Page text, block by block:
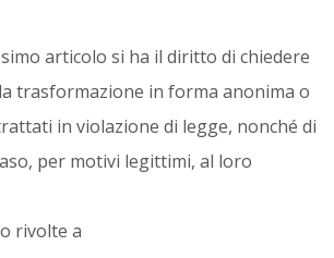
articolo si ha il diritto di chiedere
trasformazione in forma anonima o
in violazione di legge, nonché di
per motivi legittimi, al loro
rivolte a